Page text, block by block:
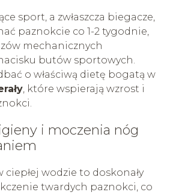
sport, a zwłaszcza biegacze,
paznokcie co 1-2 tygodnie,
mechanicznych
butów sportowych.
o właściwą dietę bogatą w
, które wspierają wzrost i
i moczenia nóg
ciepłej wodzie to doskonały
twardych paznokci, co